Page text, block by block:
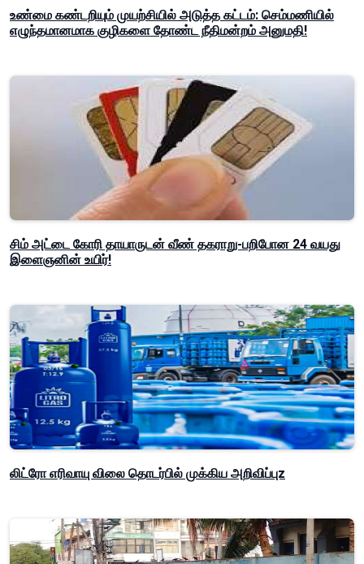
உண்மை கண்டறியும் முயற்சியில் அடுத்த கட்டம்: செம்மணியில்
எழுந்தமானமாக குழிகளை தோண்ட நீதிமன்றம் அனுமதி!
சிம் அட்டை கோரி தாயாருடன் வீண் தகராறு-பறிபோன 24 வயது
இளைஞனின் உயிர்!
லிட்ரோ எரிவாயு விலை தொடர்பில் முக்கிய அறிவிப்புz